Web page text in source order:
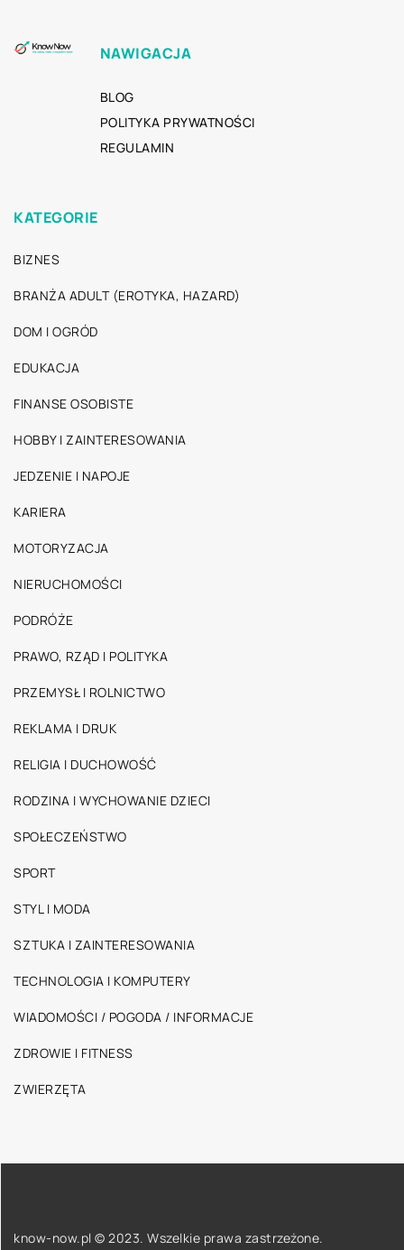
NAWIGACJA
BLOG
POLITYKA PRYWATNOŚCI
REGULAMIN
KATEGORIE
BIZNES
BRANŻA ADULT (EROTYKA, HAZARD)
DOM I OGRÓD
EDUKACJA
FINANSE OSOBISTE
HOBBY I ZAINTERESOWANIA
JEDZENIE I NAPOJE
KARIERA
MOTORYZACJA
NIERUCHOMOŚCI
PODRÓŻE
PRAWO, RZĄD I POLITYKA
PRZEMYSŁ I ROLNICTWO
REKLAMA I DRUK
RELIGIA I DUCHOWOŚĆ
RODZINA I WYCHOWANIE DZIECI
SPOŁECZEŃSTWO
SPORT
STYL I MODA
SZTUKA I ZAINTERESOWANIA
TECHNOLOGIA I KOMPUTERY
WIADOMOŚCI / POGODA / INFORMACJE
ZDROWIE I FITNESS
ZWIERZĘTA
know-now.pl © 2023. Wszelkie prawa zastrzeżone.